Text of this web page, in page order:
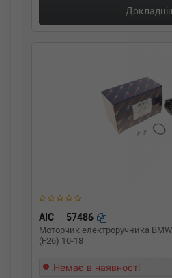
AIC 57486
Моторчик електроручника
(F26) 10-18
Немає в наявності